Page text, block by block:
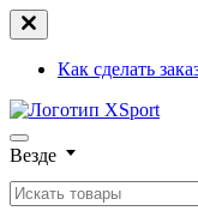
Как сделать
Везде